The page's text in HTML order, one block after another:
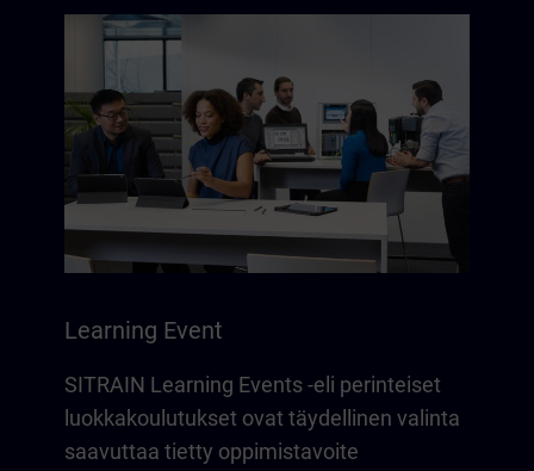
Learning Event
SITRAIN Learning Events -eli perinteiset
luokkakoulutukset ovat täydellinen valinta
saavuttaa tietty oppimistavoite